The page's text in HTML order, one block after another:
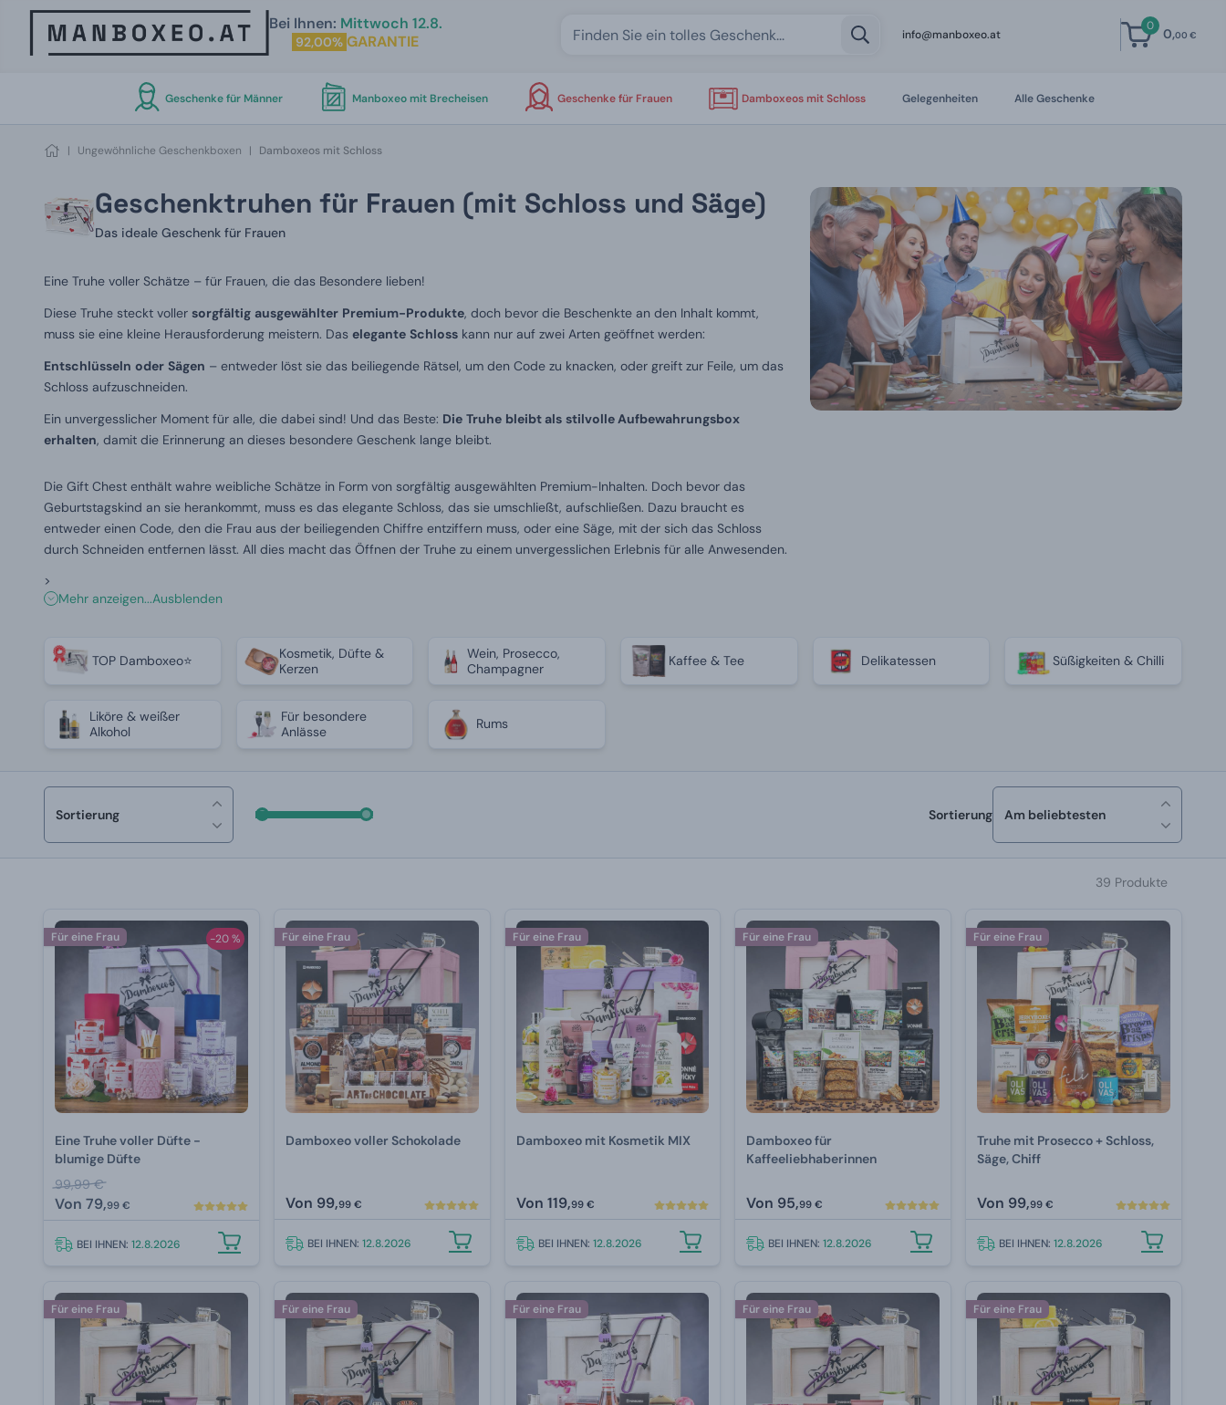
Bei Ihnen: Mittwoch 12.8.
92,00% GARANTIE info@manboxeo.at
0 0,00 €
Geschenke für Männer Manboxeo mit Brecheisen Geschenke für Frauen Damboxeos mit Schloss Gelegenheiten Alle Geschenke
| Ungewöhnliche Geschenkboxen | Damboxeos mit Schloss
Geschenktruhen für Frauen (mit Schloss und Säge)
Das ideale Geschenk für Frauen
Eine Truhe voller Schätze – für Frauen, die das Besondere lieben!
Diese Truhe steckt voller sorgfältig ausgewählter Premium-Produkte, doch bevor die Beschenkte an den Inhalt kommt,
muss sie eine kleine Herausforderung meistern. Das elegante Schloss kann nur auf zwei Arten geöffnet werden:
Entschlüsseln oder Sägen – entweder löst sie das beiliegende Rätsel, um den Code zu knacken, oder greift zur Feile, um das
Schloss aufzuschneiden.
Ein unvergesslicher Moment für alle, die dabei sind! Und das Beste: Die Truhe bleibt als stilvolle Aufbewahrungsbox
erhalten, damit die Erinnerung an dieses besondere Geschenk lange bleibt.
Die Gift Chest enthält wahre weibliche Schätze in Form von sorgfältig ausgewählten Premium-Inhalten. Doch bevor das
Geburtstagskind an sie herankommt, muss es das elegante Schloss, das sie umschließt, aufschließen. Dazu braucht es
entweder einen Code, den die Frau aus der beiliegenden Chiffre entziffern muss, oder eine Säge, mit der sich das Schloss
durch Schneiden entfernen lässt. All dies macht das Öffnen der Truhe zu einem unvergesslichen Erlebnis für alle Anwesenden.
>
Mehr anzeigen...Ausblenden
TOP Damboxeo⭐
Kosmetik, Düfte &
Kerzen
Wein, Prosecco,
Champagner
Kaffee & Tee Delikatessen Süßigkeiten & Chilli
Liköre & weißer
Alkohol
Für besondere
Anlässe
Rums
Sortierung Sortierung Am beliebtesten
39 Produkte
-20 %
Für eine Frau
Eine Truhe voller Düfte -
blumige Düfte
99,99 €
Von 79,99 €
BEI IHNEN: 12.8.2026
Für eine Frau
Damboxeo voller Schokolade
Von 99,99 €
BEI IHNEN: 12.8.2026
Für eine Frau
Damboxeo mit Kosmetik MIX
Von 119,99 €
BEI IHNEN: 12.8.2026
Für eine Frau
Damboxeo für
Kaffeeliebhaberinnen
Von 95,99 €
BEI IHNEN:12.8.2026
Für eine Frau
Truhe mit Prosecco + Schloss,
Säge, Chiff
Von 99,99 €
BEI IHNEN:12.8.2026
Für eine Frau Für eine Frau Für eine Frau Für eine Frau Für eine Frau